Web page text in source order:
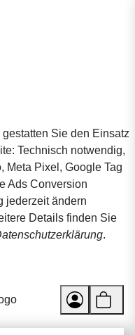
Sie den Einsatz
Technisch notwendig,
Meta Pixel, Google Tag
Ads Conversion
jederzeit ändern
Details finden Sie
.